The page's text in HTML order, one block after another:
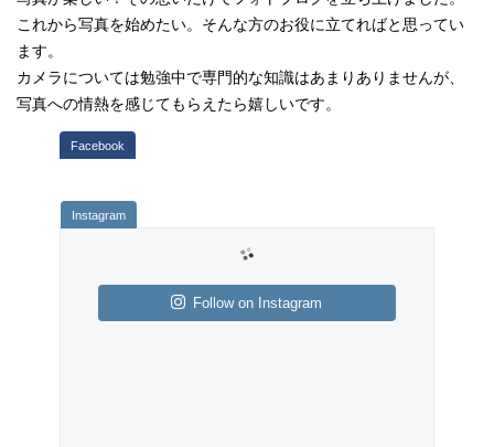
これから写真を始めたい。そんな方のお役に立てればと思ってい
ます。
カメラについては勉強中で専門的な知識はあまりありませんが、
写真への情熱を感じてもらえたら嬉しいです。
Follow on Instagram